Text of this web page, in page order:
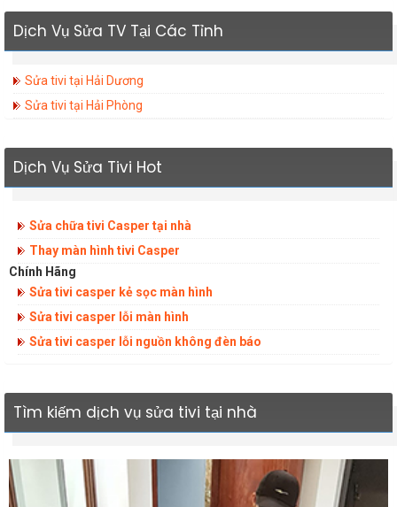
Dịch Vụ Sửa TV Tại Các Tỉnh
Sửa tivi tại Hải Dương
Sửa tivi tại Hải Phòng
Dịch Vụ Sửa Tivi Hot
Sửa chữa tivi Casper tại nhà
Thay màn hình tivi Casper
Chính Hãng
Sửa tivi casper kẻ sọc màn hình
Sửa tivi casper lỗi màn hình
Sửa tivi casper lỗi nguồn không đèn báo
Tìm kiếm dịch vụ sửa tivi tại nhà